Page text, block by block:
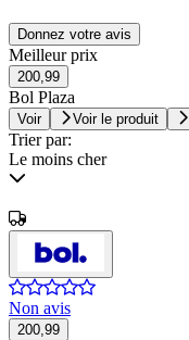
Donnez votre avis
Meilleur prix
200,99
Bol Plaza
Voir Voir le produit
Trier par:
Le moins cher
Non avis
200,99